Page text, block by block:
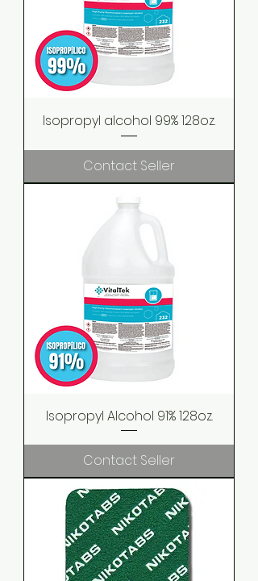
Isopropyl alcohol 99% 128oz.
Contact Seller
Isopropyl Alcohol 91% 128oz.
Contact Seller